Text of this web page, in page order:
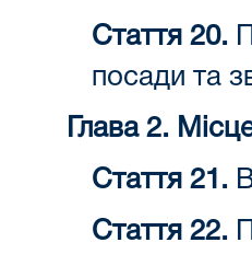
Стаття 20.
посади та
Глава 2.
Стаття 21.
Стаття 22.